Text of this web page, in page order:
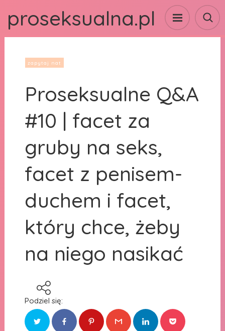
proseksualna.pl
zapytaj nat
Proseksualne Q&A
#10 | facet za
gruby na seks,
facet z penisem-
duchem i facet,
który chce, żeby
na niego nasikać
Podziel się: